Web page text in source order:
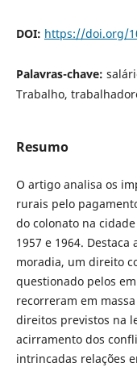
DOI: https://doi.org/
Palavras-chave:
Trabalho,
Resumo
O artigo analisa os
rurais pelo
do colonato na
1957 e 1964.
moradia, um direito
questionado pelos
recorreram em
direitos previstos na
acirramento dos
intrincadas relações